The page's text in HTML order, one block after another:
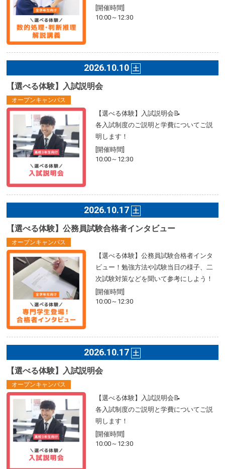
[開催時間]
10:00～12:30
2026.10.10 土
【選べる体験】入試説明会
オープンキャンパス
【選べる体験】入試説明会📝
各入試制度のご説明と学費についてご説
明します！
[開催時間]
10:00～12:30
2026.10.17 土
【選べる体験】公務員試験合格者インタビュー
オープンキャンパス
【選べる体験】公務員試験合格者インタ
ビュー！勉強方法や試験当日の様子、二
次試験対策などを聞いて参考にしよう！
[開催時間]
10:00～12:30
2026.10.17 土
【選べる体験】入試説明会
オープンキャンパス
【選べる体験】入試説明会📝
各入試制度のご説明と学費についてご説
明します！
[開催時間]
10:00～12:30